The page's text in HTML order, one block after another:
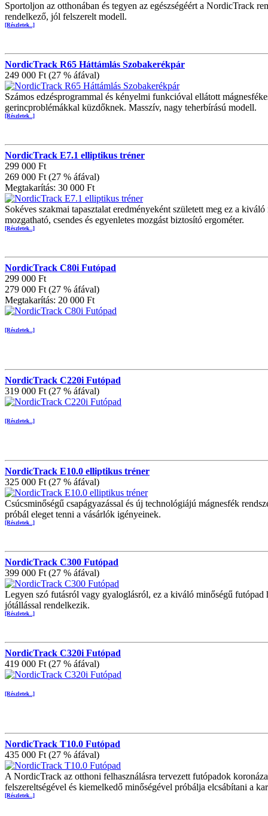
Sportoljon az otthonában és tegyen az egészségéért a NordicTrack
rendelkező, jól felszerelt modell.
[Részletek...]
NordicTrack R65 Háttámlás Szobakerékpár
249 000 Ft (27 % áfával)
Számos edzésprogrammal és kényelmi funkcióval ellátott
gerincproblémákkal küzdőknek. Masszív, nagy teherbírású modell.
[Részletek...]
NordicTrack E7.1 elliptikus tréner
299 000 Ft
269 000 Ft (27 % áfával)
Megtakarítás: 30 000 Ft
Sokéves szakmai tapasztalat eredményeként született meg ez a
mozgatható, csendes és egyenletes mozgást biztosító ergométer.
[Részletek...]
NordicTrack C80i Futópad
299 000 Ft
279 000 Ft (27 % áfával)
Megtakarítás: 20 000 Ft
[Részletek...]
NordicTrack C220i Futópad
319 000 Ft (27 % áfával)
[Részletek...]
NordicTrack E10.0 elliptikus tréner
325 000 Ft (27 % áfával)
Csúcsminőségű csapágyazással és új technológiájú mágnesfék
próbál eleget tenni a vásárlók igényeinek.
[Részletek...]
NordicTrack C300 Futópad
399 000 Ft (27 % áfával)
Legyen szó futásról vagy gyaloglásról, ez a kiváló minőségű
jótállással rendelkezik.
[Részletek...]
NordicTrack C320i Futópad
419 000 Ft (27 % áfával)
[Részletek...]
NordicTrack T10.0 Futópad
435 000 Ft (27 % áfával)
A NordicTrack az otthoni felhasználásra tervezett futópadok
felszereltségével és kiemelkedő minőségével próbálja elcsábítani a
[Részletek...]